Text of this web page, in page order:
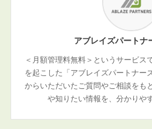
アブレイズパートナ
＜月額管理料無料＞というサービス
を起こした「アブレイズパートナー
からいただいたご質問やご相談をも
や知りたい情報を、分かりや